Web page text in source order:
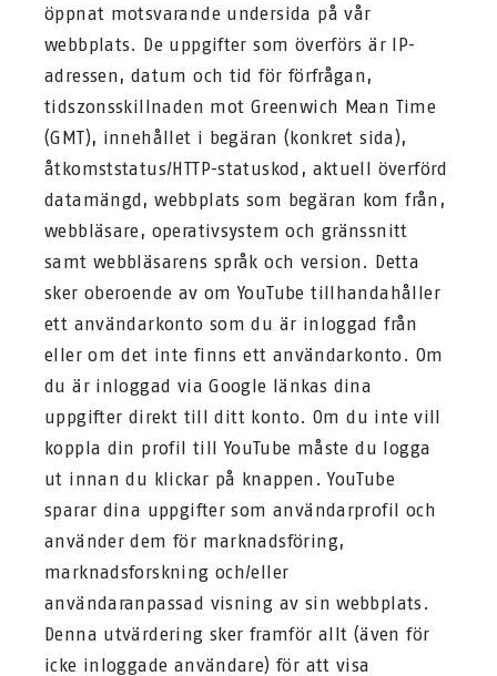
öppnat motsvarande undersida på vår
webbplats. De uppgifter som överförs är IP-
adressen, datum och tid för förfrågan,
tidszonsskillnaden mot Greenwich Mean Time
(GMT), innehållet i begäran (konkret sida),
åtkomststatus/HTTP-statuskod, aktuell överförd
datamängd, webbplats som begäran kom från,
webbläsare, operativsystem och gränssnitt
samt webbläsarens språk och version. Detta
sker oberoende av om YouTube tillhandahåller
ett användarkonto som du är inloggad från
eller om det inte finns ett användarkonto. Om
du är inloggad via Google länkas dina
uppgifter direkt till ditt konto. Om du inte vill
koppla din profil till YouTube måste du logga
ut innan du klickar på knappen. YouTube
sparar dina uppgifter som användarprofil och
använder dem för marknadsföring,
marknadsforskning och/eller
användaranpassad visning av sin webbplats.
Denna utvärdering sker framför allt (även för
icke inloggade användare) för att visa